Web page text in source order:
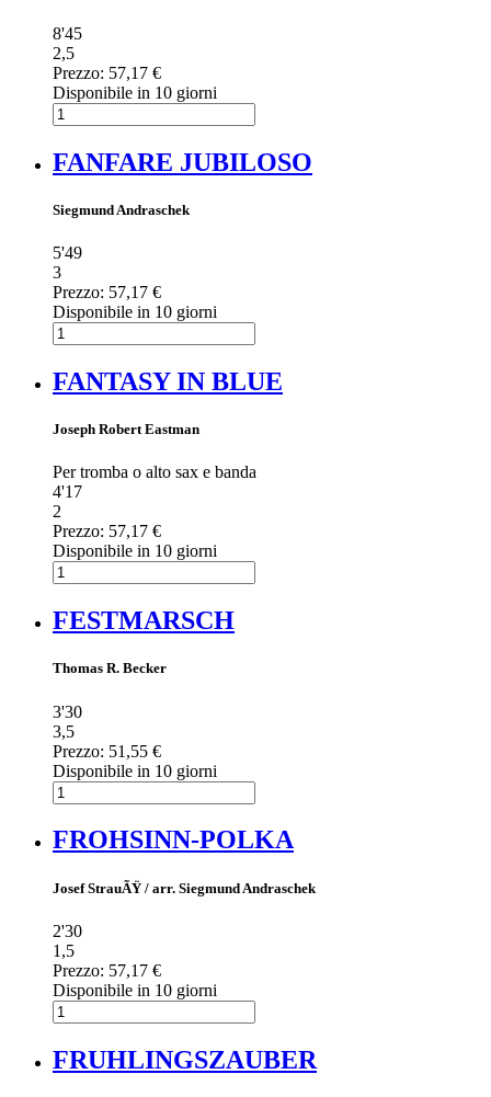
8'45
2,5
Prezzo: 57,17 €
Disponibile in 10 giorni
FANFARE JUBILOSO
Siegmund Andraschek
5'49
3
Prezzo: 57,17 €
Disponibile in 10 giorni
FANTASY IN BLUE
Joseph Robert Eastman
Per tromba o alto sax e banda
4'17
2
Prezzo: 57,17 €
Disponibile in 10 giorni
FESTMARSCH
Thomas R. Becker
3'30
3,5
Prezzo: 51,55 €
Disponibile in 10 giorni
FROHSINN-POLKA
Josef StrauÃŸ / arr. Siegmund Andraschek
2'30
1,5
Prezzo: 57,17 €
Disponibile in 10 giorni
FRUHLINGSZAUBER